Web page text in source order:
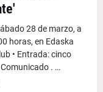
28 de marzo, a
horas, en Edaska
• Entrada: cinco
Comunicado . …